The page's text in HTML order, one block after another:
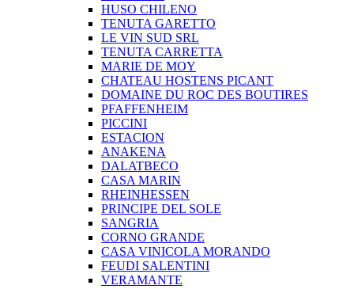
HUSO CHILENO
TENUTA GARETTO
LE VIN SUD SRL
TENUTA CARRETTA
MARIE DE MOY
CHATEAU HOSTENS PICANT
DOMAINE DU ROC DES BOUTIRES
PFAFFENHEIM
PICCINI
ESTACION
ANAKENA
DALATBECO
CASA MARIN
RHEINHESSEN
PRINCIPE DEL SOLE
SANGRIA
CORNO GRANDE
CASA VINICOLA MORANDO
FEUDI SALENTINI
VERAMANTE